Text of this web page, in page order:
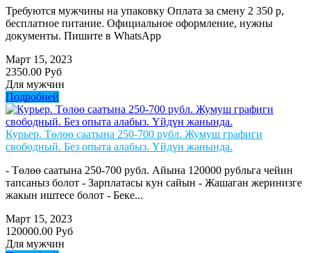
Требуются мужчины на упаковку Оплата за смену 2 350 р,
бесплатное питание. Официальное оформление, нужны
документы. Пишите в WhatsApp
Март 15, 2023
2350.00 Руб
Для мужчин
Подробней
Курьер. Төлөө саатына 250-700 рубл. Жумуш графиги
свободный. Без опыта алабыз. Үйдүн жанында.
- Төлөө саатына 250-700 рубл. Айына 120000 рубльга чейин
тапсаныз болот - Зарплатасы кун сайын - Жашаган жеринизге
жакын иштесе болот - Беке...
Март 15, 2023
120000.00 Руб
Для мужчин